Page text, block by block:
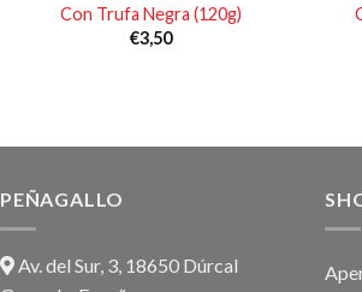
Con Trufa Negra (120g)
€3,50
PEÑAGALLO
Av. del Sur, 3, 18650 Dúrcal